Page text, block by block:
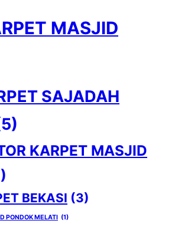
MASJID
SAJADAH
KARPET MASJID
BEKASI (3)
PONDOK MELATI (1)